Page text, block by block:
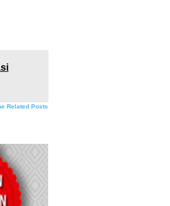
Related Posts